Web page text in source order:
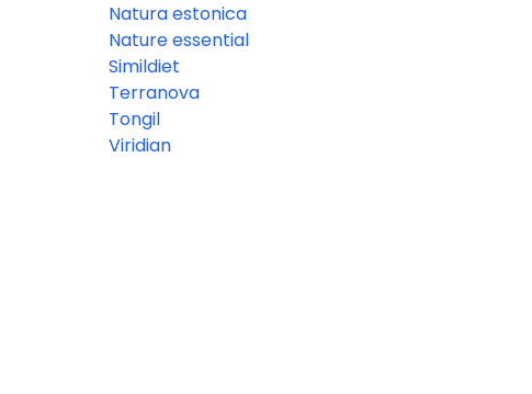
Natura estonica
Nature essential
Simildiet
Terranova
Tongil
Viridian